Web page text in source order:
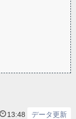
13:48 データ更新